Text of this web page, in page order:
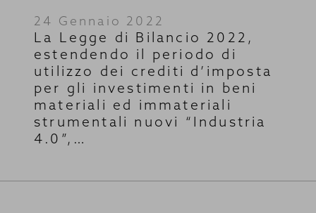
24 Gennaio 2022
La Legge di Bilancio 2022,
estendendo il periodo di
utilizzo dei crediti d’imposta
per gli investimenti in beni
materiali ed immateriali
strumentali nuovi “Industria
4.0”,…